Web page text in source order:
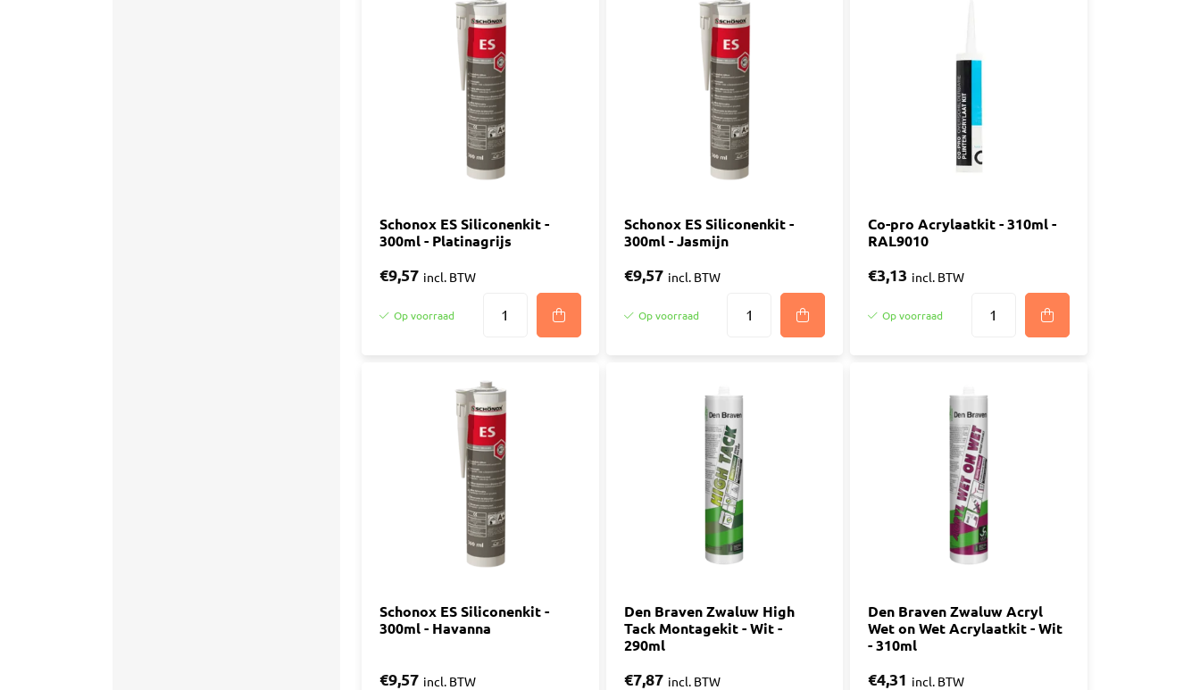
Schonox ES Siliconenkit -
300ml - Platinagrijs
€9,57 incl. BTW
Op voorraad
Schonox ES Siliconenkit -
300ml - Jasmijn
€9,57 incl. BTW
Op voorraad
Co-pro Acrylaatkit - 310ml -
RAL9010
€3,13 incl. BTW
Op voorraad
Schonox ES Siliconenkit -
300ml - Havanna
€9,57 incl. BTW
Den Braven Zwaluw High
Tack Montagekit - Wit -
290ml
€7,87 incl. BTW
Den Braven Zwaluw Acryl
Wet on Wet Acrylaatkit - Wit
- 310ml
€4,31 incl. BTW